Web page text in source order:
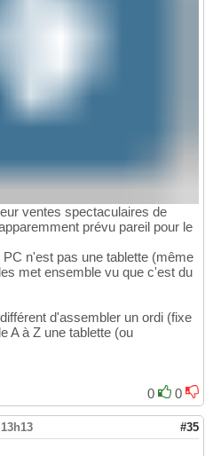
ventes spectaculaires de
prévu pareil pour le
n'est pas une tablette (même
met ensemble vu que c'est du
d'assembler un ordi (fixe
A à Z une tablette (ou
0
0
#35